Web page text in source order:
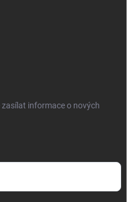
informace o nových